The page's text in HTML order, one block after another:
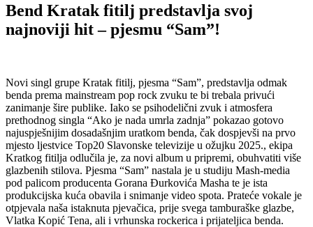
Bend Kratak fitilj predstavlja svoj
najnoviji hit – pjesmu “Sam”!
Novi singl grupe Kratak fitilj, pjesma “Sam”, predstavlja odmak
benda prema mainstream pop rock zvuku te bi trebala privući
zanimanje šire publike. Iako se psihodelični zvuk i atmosfera
prethodnog singla “Ako je nada umrla zadnja” pokazao gotovo
najuspješnijim dosadašnjim uratkom benda, čak dospjevši na prvo
mjesto ljestvice Top20 Slavonske televizije u ožujku 2025., ekipa
Kratkog fitilja odlučila je, za novi album u pripremi, obuhvatiti više
glazbenih stilova. Pjesma “Sam” nastala je u studiju Mash-media
pod palicom producenta Gorana Đurkovića Masha te je ista
produkcijska kuća obavila i snimanje video spota. Prateće vokale je
otpjevala naša istaknuta pjevačica, prije svega tamburaške glazbe,
Vlatka Kopić Tena, ali i vrhunska rockerica i prijateljica benda.